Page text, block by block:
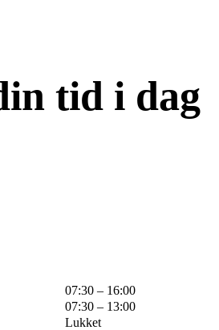
tid i dag
07:30 – 16:00
07:30 – 13:00
Lukket